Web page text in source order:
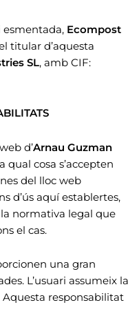
esmentada, Ecompost
titular d’aquesta
SL, amb CIF:
d’Arnau Guzman
qual cosa s’accepten
del lloc web
d’ús aquí establertes,
normativa legal que
el cas.
una gran
L’usuari assumeix la
Aquesta responsabilitat